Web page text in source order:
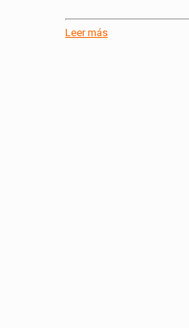
Leer más